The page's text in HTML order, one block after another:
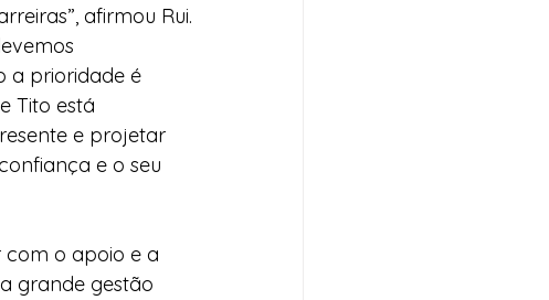
afirmou Rui.
a prioridade é
Tito está
e projetar
e o seu
o apoio e a
grande gestão